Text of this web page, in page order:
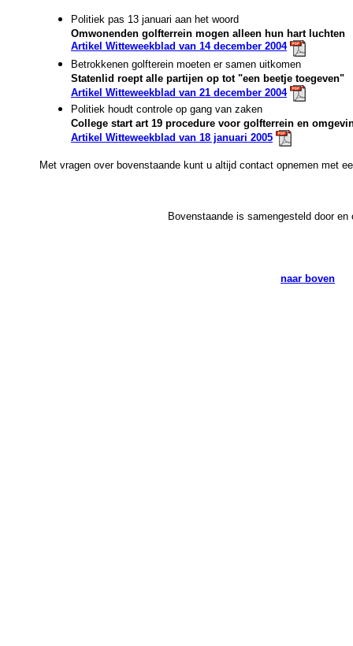
Politiek pas 13 januari aan het woord
Omwonenden golfterrein mogen alleen hun hart luchten
Artikel Witteweekblad van 14 december 2004
Betrokkenen golfterein moeten er samen uitkomen
Statenlid roept alle partijen op tot "een beetje toegeven"
Artikel Witteweekblad van 21 december 2004
Politiek houdt controle op gang van zaken
College start art 19 procedure voor golfterrein en
Artikel Witteweekblad van 18 januari 2005
Met vragen over bovenstaande kunt u altijd contact opnemen met
Bovenstaande is samengesteld door
naar boven